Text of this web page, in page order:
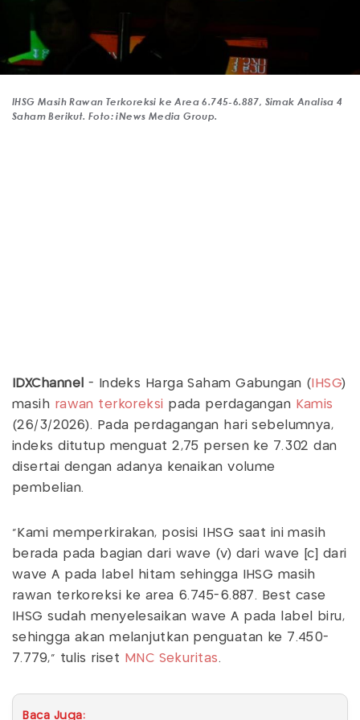
IHSG Masih Rawan Terkoreksi ke Area 6.745-6.887, Simak Analisa 4
Saham Berikut. Foto: iNews Media Group.
IDXChannel - Indeks Harga Saham Gabungan ( IHSG)
masih rawan terkoreksi pada perdagangan Kamis
(26/3/2026). Pada perdagangan hari sebelumnya,
indeks ditutup menguat 2,75 persen ke 7.302 dan
disertai dengan adanya kenaikan volume
pembelian.
"Kami memperkirakan, posisi IHSG saat ini masih
berada pada bagian dari wave (v) dari wave [c] dari
wave A pada label hitam sehingga IHSG masih
rawan terkoreksi ke area 6.745-6.887. Best case
IHSG sudah menyelesaikan wave A pada label biru,
sehingga akan melanjutkan penguatan ke 7.450-
7.779," tulis riset
MNC Sekuritas .
Baca Juga: